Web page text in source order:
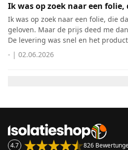
Ik was op zoek naar een
Ik was op zoek naar een folie, die
geloven. Maar de prijs deed me
De levering was snel en het
- | 02.06.2026
4.7 826